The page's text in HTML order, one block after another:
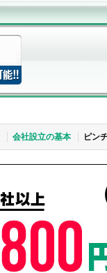
会社設立の基本 ピン